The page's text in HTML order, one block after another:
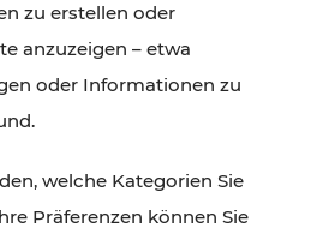
zu erstellen oder
anzuzeigen – etwa
oder Informationen zu
welche Kategorien Sie
Präferenzen können Sie